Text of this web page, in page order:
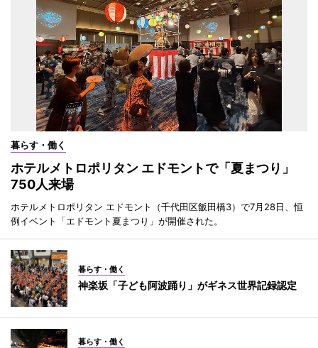
暮らす・働く
ホテルメトロポリタン エドモントで「夏まつり」
750人来場
ホテルメトロポリタン エドモント（千代田区飯田橋3）で7月28日、恒
例イベント「エドモント夏まつり」が開催された。
暮らす・働く
神楽坂「子ども阿波踊り」がギネス世界記録認定
暮らす・働く